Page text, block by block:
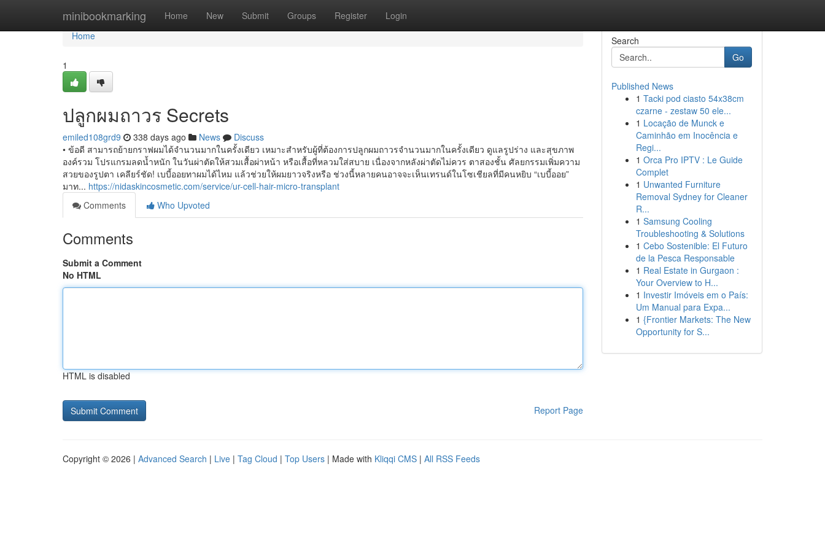
minibookmarking Home New Submit Groups Register Login
Home
Home
1
ปลูกผมถาวร Secrets
emiled108grd9 338 days ago News
Discuss
• ข้อดี สามารถย้ายกราฟผมได้จำนวนมากในครั้งเดียว เหมาะสำหรับผู้ที่ต้องการปลูกผมถาวรจำนวนมากในครั้งเดียว ดูแลรูปร่าง และสุขภาพ
องค์รวม โปรแกรมลดน้ำหนัก ในวันผ่าตัดให้สวมเสื้อผ่าหน้า หรือเสื้อที่หลวมใส่สบาย เนื่องจากหลังผ่าตัดไม่ควร ตาสองชั้น ศัลยกรรมเพิ่มความ
สวยของรูปตา เคลียร์ชัด! เบบี้ออยทาผมได้ไหม แล้วช่วยให้ผมยาวจริงหรือ ช่วงนี้หลายคนอาจจะเห็นเทรนด์ในโซเชียลที่มีคนหยิบ “เบบี้ออย”
มาท... https://nidaskincosmetic.com/service/ur-cell-hair-micro-transplant
Comments
Who Upvoted
Comments
Submit a Comment
No HTML
HTML is disabled
Report Page
Search
Go
Published News
1 Tacki pod ciasto 54x38cm
czarne - zestaw 50 ele...
1 Locação de Munck e
Caminhão em Inocência e
Regi...
1 Orca Pro IPTV : Le Guide
Complet
1 Unwanted Furniture
Removal Sydney for Cleaner
R...
1 Samsung Cooling
Troubleshooting & Solutions
1 Cebo Sostenible: El Futuro
de la Pesca Responsable
1 Real Estate in Gurgaon :
Your Overview to H...
1 Investir Imóveis em o País:
Um Manual para Expa...
1 {Frontier Markets: The New
Opportunity for S...
Copyright © 2026 | Advanced Search | Live | Tag Cloud | Top Users | Made with Kliqqi CMS | All RSS Feeds